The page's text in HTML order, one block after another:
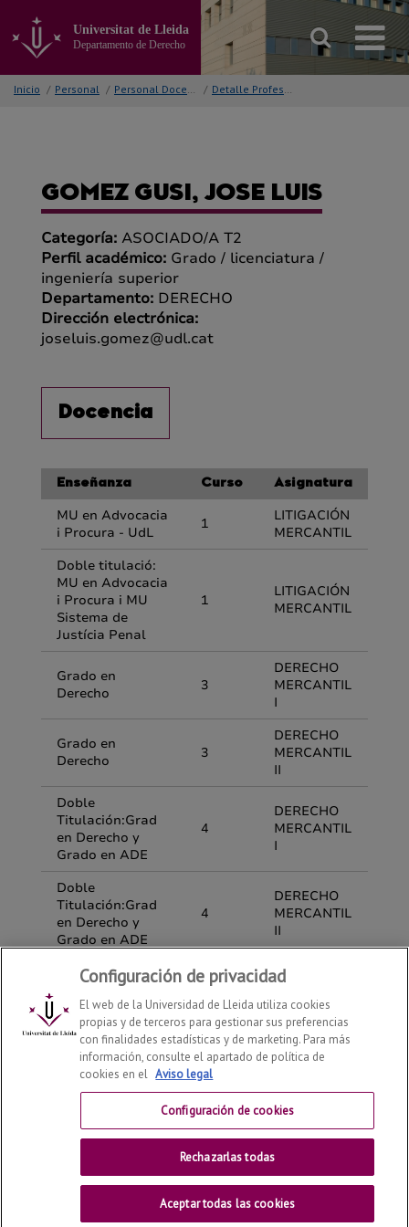
contenido
principal
Universitat de Lleida
Departamento de Derecho
Inicio / Personal / Personal Docente / Detalle Profesor/a
Departamento de Derecho2026
Contactar
Universitat de Lleida
Configuración de privacidad
El web de la Universidad de Lleida utiliza cookies
propias y de terceros para gestionar sus preferencias
con finalidades estadísticas y de marketing. Para más
información, consulte el apartado de política de
cookies en el Aviso legal
Configuración de cookies
Rechazarlas todas
Aceptar todas las cookies